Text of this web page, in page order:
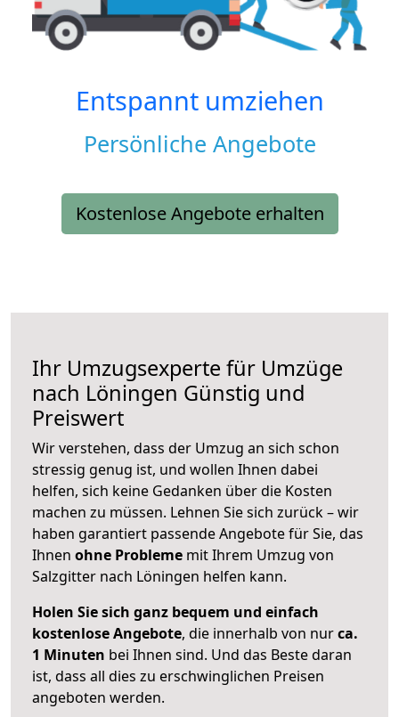
Entspannt umziehen
Persönliche Angebote
Kostenlose Angebote erhalten
Ihr Umzugsexperte für Umzüge
nach Löningen Günstig und
Preiswert
Wir verstehen, dass der Umzug an sich schon
stressig genug ist, und wollen Ihnen dabei
helfen, sich keine Gedanken über die Kosten
machen zu müssen. Lehnen Sie sich zurück – wir
haben garantiert passende Angebote für Sie, das
Ihnen ohne Probleme mit Ihrem Umzug von
Salzgitter nach Löningen helfen kann.
Holen Sie sich ganz bequem und einfach
kostenlose Angebote, die innerhalb von nurca.
1 Minuten bei Ihnen sind. Und das Beste daran
ist, dass all dies zu erschwinglichen Preisen
angeboten werden.